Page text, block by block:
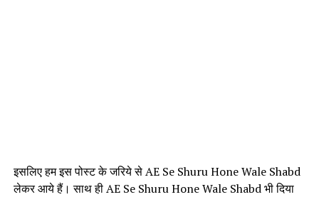
इसलिए हम इस पोस्ट के जरिये से AE Se Shuru Hone Wale Shabd
लेकर आये हैं। साथ ही AE Se Shuru Hone Wale Shabd भी दिया